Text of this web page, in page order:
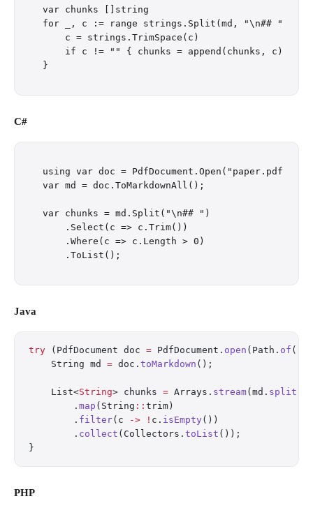
var chunks []string
for _, c := range strings.Split(md, "\n## ") {
    c = strings.TrimSpace(c)
    if c != "" { chunks = append(chunks, c) }
C#
using var doc = PdfDocument.Open("paper.pdf");
var md = doc.ToMarkdownAll();
var chunks = md.Split("\n## ")
    .Select(c => c.Trim())
    .Where(c => c.Length > 0)
Java
try (PdfDocument doc = PdfDocument. open (Path. of (
    String md
= doc. toMarkdown ();
    List<
String> chunks = Arrays. stream(md. split
        .
map (String :: trim)
        .
filter(c -> ! c. isEmpty ())
        .
collect (Collectors. toList ());
}
PHP